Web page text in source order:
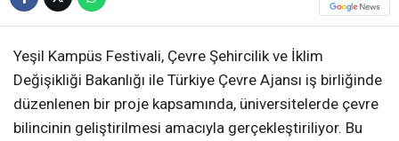
Yeşil Kampüs Festivali, Çevre Şehircilik ve İklim
Değişikliği Bakanlığı ile Türkiye Çevre Ajansı iş birliğinde
düzenlenen bir proje kapsamında, üniversitelerde çevre
bilincinin geliştirilmesi amacıyla gerçekleştiriliyor. Bu